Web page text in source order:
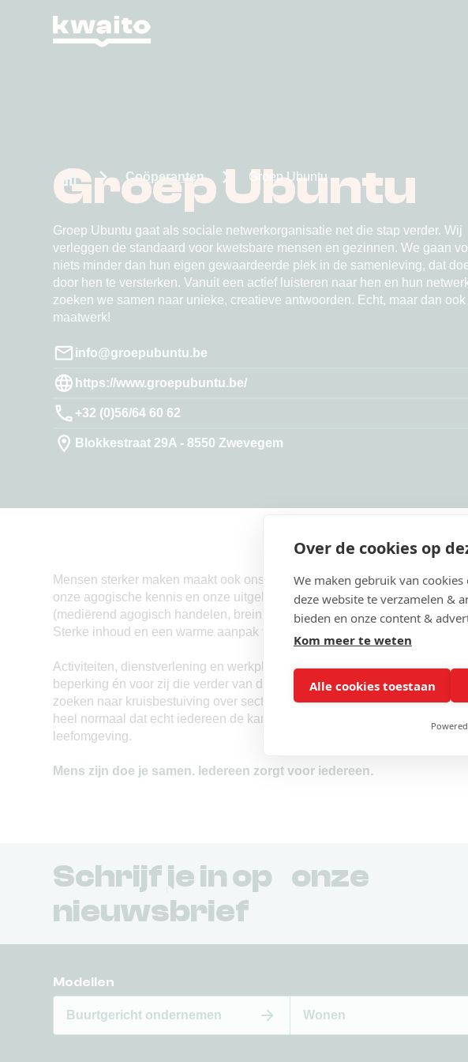
Over de cookies op
We maken gebruik van
deze website te verzamelen &
bieden en onze content &
Kom meer te weten
Alle cookies toestaan
Coöperanten Groep Ubuntu
Groep Ubuntu
Groep Ubuntu gaat als sociale netwerkorganisatie net die stap verder. Wij
verleggen de standaard voor kwetsbare mensen en gezinnen. We gaan
niets minder dan hun eigen gewaardeerde plek in de samenleving, dat
door hen te versterken. Vanuit een actief luisteren naar hen en hun
zoeken we samen naar unieke, creatieve antwoorden. Echt, maar dan ook
maatwerk!
info@groepubuntu.be
https://www.groepubuntu.be/
+32 (0)56/64 60 62
Blokkestraat 29A - 8550 Zwevegem
Mensen sterker maken maakt ook ons sterker. We worden algemeen
onze agogische kennis en onze uitgebreide expertise zowel op vlak van
(mediërend agogisch handelen, breinbreker) als onze aanpak rond
Sterke inhoud en een warme aanpak voor de beste kwaliteit van leven.
Activiteiten, dienstverlening en werkplekken creëren we én voor mensen
beperking én voor zij die verder van de arbeidsmarkt staan.Andersen
zoeken naar kruisbestuiving over sectoren heen en in verbinding met de
heel normaal dat echt iedereen de kans krijgt om bij te dragen aan een
leefomgeving.
Mens zijn doe je samen. Iedereen zorgt voor iedereen.
Schrijf je in op onze
nieuwsbrief
Modellen
Buurtgericht ondernemen Wonen